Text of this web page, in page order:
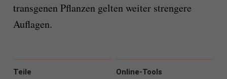
transgenen Pflanzen gelten weiter strengere
Auflagen.
Online-Tools
Teile